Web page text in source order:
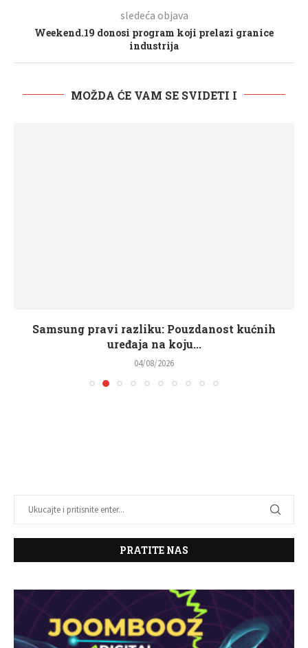
sledeća objava
Weekend.19 donosi program koji prelazi granice
industrija
MOŽDA ĆE VAM SE SVIDETI I
Samsung pravi razliku: Pouzdanost kućnih
uređaja na koju...
04/08/2026
PRATITE NAS